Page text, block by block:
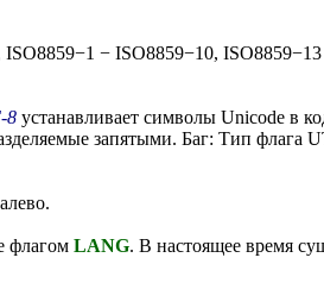
− ISO8859−10,
8 устанавливает символы Unicode в
запятыми. Баг: Тип флага
флагом LANG. В настоящее время